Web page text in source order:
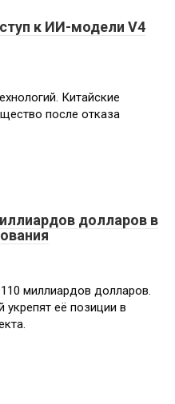
к ИИ-модели V4
Китайские
после отказа
долларов в
миллиардов долларов.
укрепят её позиции в